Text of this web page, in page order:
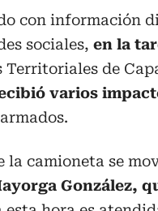
con información
sociales, en la
Territoriales de
varios
la camioneta se
González,